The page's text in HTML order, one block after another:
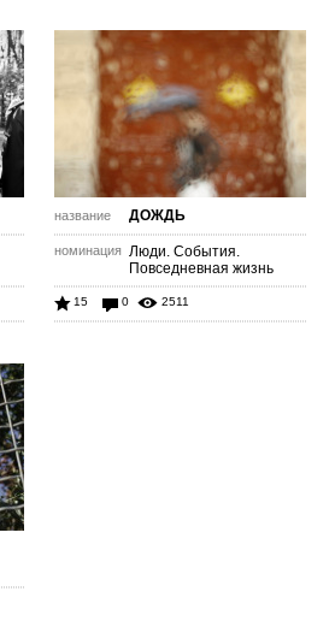
название ДОЖДЬ
номинация Люди. События.
Повседневная жизнь
15 0 2511